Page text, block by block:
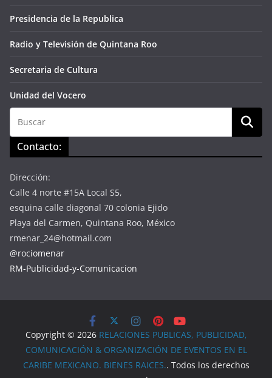
Presidencia de la Republica
Radio y Televisión de Quintana Roo
Secretaria de Cultura
Unidad del Vocero
Contacto:
Dirección:
Calle 4 norte #15A Local S5,
esquina calle diagonal 70 colonia Ejido
Playa del Carmen, Quintana Roo, México
rmenar_24@hotmail.com
@rociomenar
RM-Publicidad-y-Comunicacion
Copyright © 2026 RELACIONES PUBLICAS, PUBLICIDAD,
COMUNICACIÓN & ORGANIZACIÓN DE EVENTOS EN EL
CARIBE MEXICANO. BIENES RAICES.. Todos los derechos